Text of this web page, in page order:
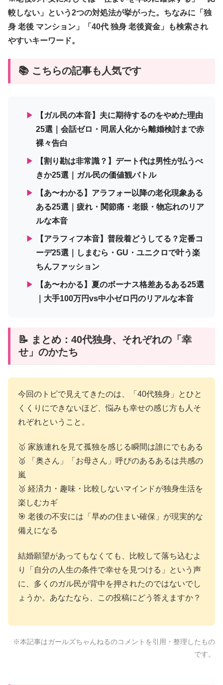
較しない」という2つの対処法が挙がった。ちなみに「独
身 老後 マンション」「40代 独身 老後資金」も検索され
やすいキーワード。
📚 こちらの記事も人気です
▶
【ガル民の本音】夫に期待するのをやめた理由
25選｜会話ゼロ・同居人化から離婚検討まで赤
裸々告白
▶
【割り勘は非常識？】デート代は男性が払うべ
きか25選｜ガル民の価値観バトル
▶
【あ〜わかる】アラフォー以降の老化現象ある
ある25選｜疲れ・関節痛・老眼・物忘れのリア
ルな本音
▶
【アラフィフ本音】普段着どうしてる？定番コ
ーデ25選｜しまむら・GU・ユニクロで叶う楽
ちんファッション
▶
【あ〜わかる】夏のボーナス格差あるある25選
｜大手100万円vs中小ゼロ円のリアルな本音
📝 まとめ：40代独身、それぞれの「幸
せ」のかたち
今回のトピで見えてきたのは、「40代独身」とひと
くくりにできないほど、悩みも幸せの感じ方も人そ
れぞれということ。
🥇 家族連れを見て孤独を感じる瞬間は誰にでもある
🥈 「奥さん」「お母さん」呼びのあるあるは共感の
嵐
🥉 経済力・趣味・比較しないマインドが独身生活を
楽しむカギ
🎯 老後の不安には「早めの住まい確保」が現実的な
備えになる
結婚願望があってもなくても、比較して落ち込むよ
り「自分の人生の条件で幸せを見つける」という声
に、多くのガル民が背中を押されたのではないでし
ょうか。あなたなら、この投稿にどう答えますか？
※本記事はガールズちゃんねるのコメントを引用・整理したもの
です。